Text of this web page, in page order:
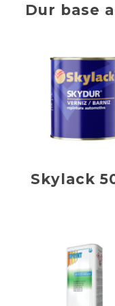
Dur base
Skylack